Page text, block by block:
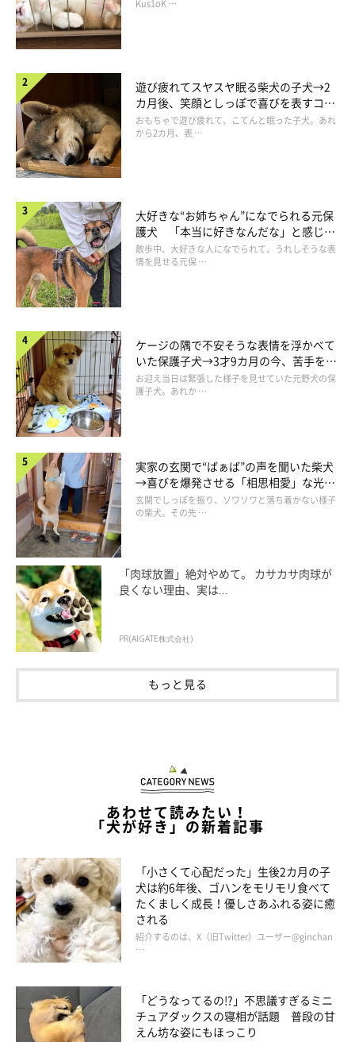
たのか、いそいそとその場を離れてしまいました。
「これでやっと座れるワン」
＠norinoripiiii
にらんでいるのか、じっと見つめているのか…。
無言の圧で、ソファをゲットしたココちゃん。本当に欲しいもの
があったら、吠えたり攻撃したりせずに静かに伝えるのが最強な
のかも…？
この動画を見たInstagramユーザーたちからは、 「すごい圧」
「ココチャン睨み怖いって」「女子は強いわー」
が寄せられていました。
この投稿をInstagramで見る
長！
Kus1oK …
遊び疲れてスヤスヤ眠る柴犬の子犬→2
カ月後、笑顔としっぽで喜びを表すコに
成長！
おもちゃで遊び疲れて、こてんと眠った子犬。あれ
から2カ月、表 …
大好きな“お姉ちゃん”になでられる元保
護犬 「本当に好きなんだな」と感じる
表情にほっこり
散歩中、大好きな人になでられて、うれしそうな表
情を見せる元保 …
ケージの隅で不安そうな表情を浮かべて
いた保護子犬→3才9カ月の今、苦手を克
服し頼もしいコに成長！
お迎え当日は緊張した様子を見せていた元野犬の保
護子犬。あれか …
実家の玄関で“ばぁば”の声を聞いた柴犬
→喜びを爆発させる「相思相愛」な光景
にほっこり
玄関でしっぽを振り、ソワソワと落ち着かない様子
の柴犬。その先 …
「肉球放置」絶対やめて。 カサカサ肉球が
良くない理由、実は...
PR(AIGATE株式会社)
もっと見る
あわせて読みたい！
「犬が好き」の新着記事
「小さくて心配だった」生後2カ月の子
犬は約6年後、ゴハンをモリモリ食べて
たくましく成長！優しさあふれる姿に癒
される
紹介するのは、X（旧Twitter）ユーザー@ginchan
…
「どうなってるの!?」不思議すぎるミニ
チュアダックスの寝相が話題 普段の甘
えん坊な姿にもほっこり